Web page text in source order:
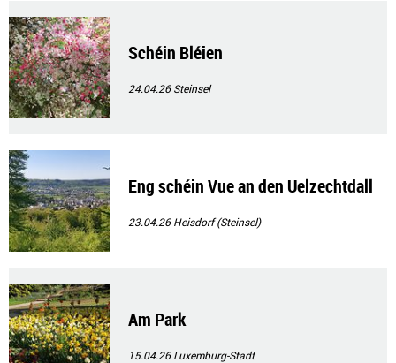
Schéin Bléien
24.04.26Steinsel
Eng schéin Vue an den Uelzechtdall
23.04.26Heisdorf (Steinsel)
Am Park
15.04.26Luxemburg-Stadt